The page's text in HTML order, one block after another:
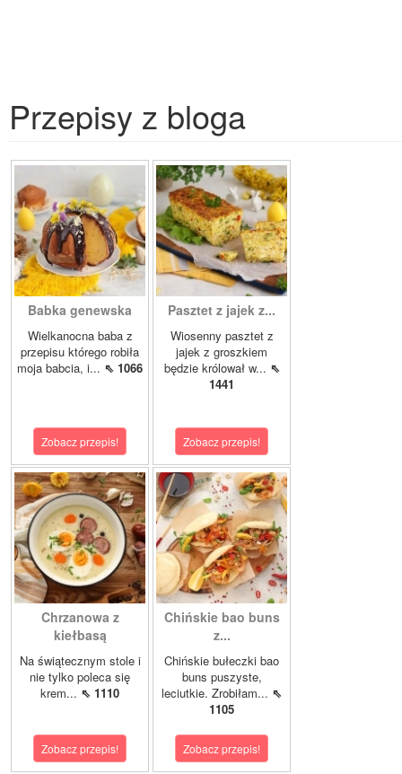
Przepisy z bloga
Babka genewska
Wielkanocna baba z
przepisu którego robiła
moja babcia, i... ⇖ 1066
Zobacz przepis!
Pasztet z jajek z...
Wiosenny pasztet z
jajek z groszkiem
będzie królował w... ⇖
1441
Zobacz przepis!
Chrzanowa z
kiełbasą
Na świątecznym stole i
nie tylko poleca się
krem... ⇖ 1110
Zobacz przepis!
Chińskie bao buns
z...
Chińskie bułeczki bao
buns puszyste,
leciutkie. Zrobiłam... ⇖
1105
Zobacz przepis!